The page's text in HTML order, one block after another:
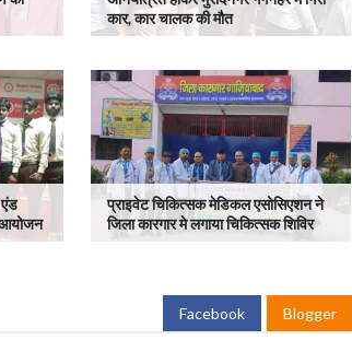
कार, कार चालक की मौत
आयोजन
प्राइवेट चिकित्सक मेडिकल एसोसिएशन ने
जिला कारगार मे लगाया चिकित्सक शिविर
Facebook Blogger